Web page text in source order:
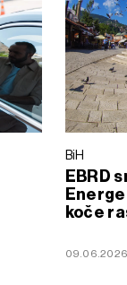
BiH
EBRD
koče